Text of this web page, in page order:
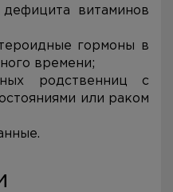
витаминов
гормоны в
времени;
родственниц с
или раком